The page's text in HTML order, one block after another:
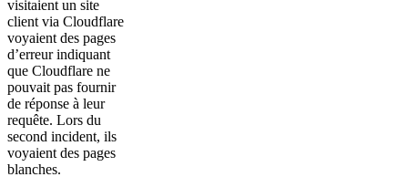
visitaient un site
client via Cloudflare
voyaient des pages
d’erreur indiquant
que Cloudflare ne
pouvait pas fournir
de réponse à leur
requête. Lors du
second incident, ils
voyaient des pages
blanches.